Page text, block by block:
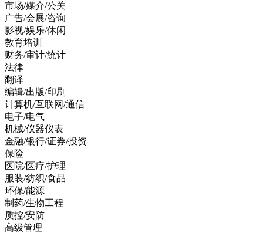
市场/媒介/公关
广告/会展/咨询
影视/娱乐/休闲
教育培训
财务/审计/统计
法律
翻译
编辑/出版/印刷
计算机/互联网/通信
电子/电气
机械/仪器仪表
金融/银行/证券/投资
保险
医院/医疗/护理
服装/纺织/食品
环保/能源
制药/生物工程
质控/安防
高级管理